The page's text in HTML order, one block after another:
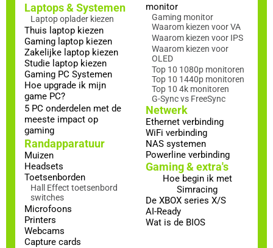
Laptops & Systemen
Laptop oplader kiezen
Thuis laptop kiezen
Gaming laptop kiezen
Zakelijke laptop kiezen
Studie laptop kiezen
Gaming PC Systemen
Hoe upgrade ik mijn
game PC?
5 PC onderdelen met de
meeste impact op
gaming
Randapparatuur
Muizen
Headsets
Toetsenborden
Hall Effect toetsenbord
switches
Microfoons
Printers
Webcams
Capture cards
monitor
Gaming monitor
Waarom kiezen voor VA
Waarom kiezen voor IPS
Waarom kiezen voor
OLED
Top 10 1080p monitoren
Top 10 1440p monitoren
Top 10 4k monitoren
G-Sync vs FreeSync
Netwerk
Ethernet verbinding
WiFi verbinding
NAS systemen
Powerline verbinding
Gaming & extra's
Hoe begin ik met
Simracing
De XBOX series X/S
AI-Ready
Wat is de BIOS